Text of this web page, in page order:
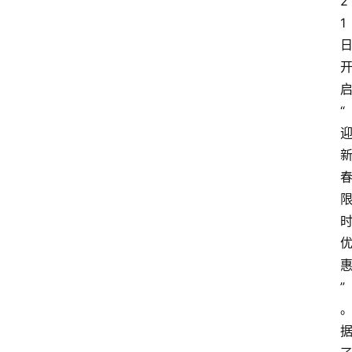
1
日
开
启
“
迎
新
春
限
时
优
惠
”
。
据